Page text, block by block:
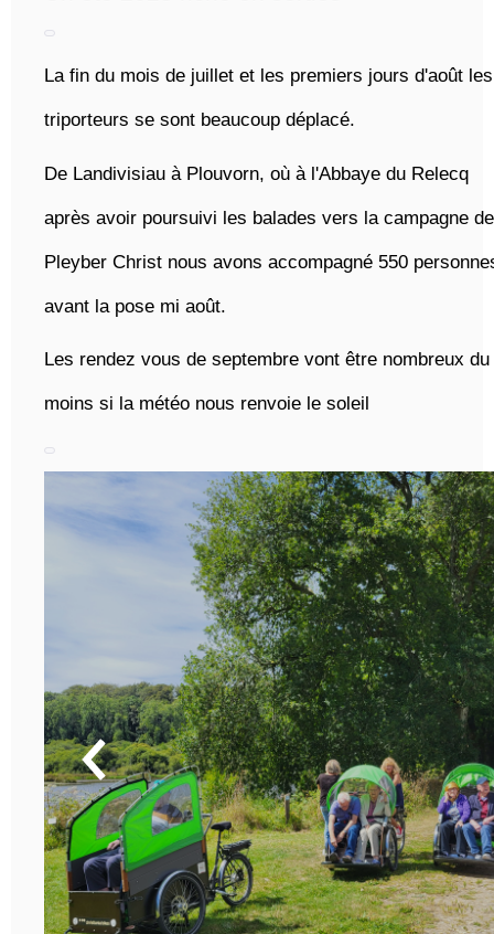
La fin du mois de juillet et les premiers jours d'août les
triporteurs se sont beaucoup déplacé.
De Landivisiau à Plouvorn, où à l'Abbaye du Relecq
après avoir poursuivi les balades vers la campagne de
Pleyber Christ nous avons accompagné 550
avant la pose mi août.
Les rendez vous de septembre vont être nombreux du
moins si la météo nous renvoie le soleil